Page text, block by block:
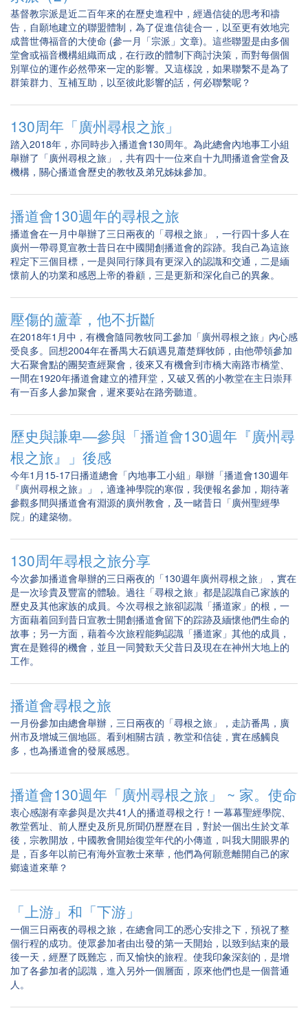
基督教宗派是近二百年來的在歷史進程中，經過信徒的思考和禱
告，自願地建立的聯盟體制，為了促進信徒合一，以至更有效地完
成普世傳福音的大使命 (參一月「宗派」文章)。這些聯盟是由多個
堂會或福音機構組織而成，在行政的體制下商討決策，而對每個個
別單位的運作必然帶來一定的影響。又這樣說，如果聯繫不是為了
群策群力、互補互助，以至彼此影響的話，何必聯繫呢？
130周年「廣州尋根之旅」
踏入2018年，亦同時步入播道會130周年。為此總會內地事工小組
舉辦了「廣州尋根之旅」，共有四十一位來自十九間播道會堂會及
機構，關心播道會歷史的教牧及弟兄姊妹參加。
播道會130週年的尋根之旅
播道會在一月中舉辦了三日兩夜的「尋根之旅」，一行四十多人在
廣州一帶尋覓宣教士昔日在中國開創播道會的踪跡。我自己為這旅
程定下三個目標，一是與同行隊員有更深入的認識和交通，二是緬
懷前人的功業和感恩上帝的眷顧，三是更新和深化自己的異象。
壓傷的蘆葦，他不折斷
在2018年1月中，有機會隨同教牧同工參加「廣州尋根之旅」內心感
受良多。回想2004年在番禺大石鎮遇見蕭楚輝牧師，由他帶領參加
大石聚會點的團契查經聚會，後來又有機會到市橋大南路市橋堂、
一間在1920年播道會建立的禮拜堂，又破又舊的小教堂在主日崇拜
有一百多人參加聚會，遲來要站在路旁聽道。
歷史與謙卑—參與「播道會130週年『廣州尋
根之旅』」後感
今年1月15-17日播道總會「內地事工小組」舉辦「播道會130週年
『廣州尋根之旅』」，適逢神學院的寒假，我便報名參加，期待著
參觀多間與播道會有淵源的廣州教會，及一睹昔日「廣州聖經學
院」的建築物。
130周年尋根之旅分享
今次參加播道會舉辦的三日兩夜的「130週年廣州尋根之旅」，實在
是一次珍貴及豐富的體驗。過往「尋根之旅」都是認識自己家族的
歷史及其他家族的成員。今次尋根之旅卻認識「播道家」的根，一
方面藉着回到昔日宣教士開創播道會留下的踪跡及緬懷他們生命的
故事；另一方面，藉着今次旅程能夠認識「播道家」其他的成員，
實在是難得的機會，並且一同贊歎天父昔日及現在在神州大地上的
工作。
播道會尋根之旅
一月份參加由總會舉辦，三日兩夜的「尋根之旅」，走訪番禺，廣
州市及增城三個地區。看到相關古蹟，教堂和信徒，實在感觸良
多，也為播道會的發展感恩。
播道會130週年「廣州尋根之旅」 ~ 家。使命
衷心感謝有幸參與是次共41人的播道尋根之行！一幕幕聖經學院、
教堂舊址、前人歷史及所見所聞仍歷歷在目，對於一個出生於文革
後，宗教開放，中國教會開始復堂年代的小傳道，叫我大開眼界的
是，百多年以前已有海外宣教士來華，他們為何願意離開自己的家
鄉遠道來華？
「上游」和「下游」
一個三日兩夜的尋根之旅，在總會同工的悉心安排之下，預祝了整
個行程的成功。使眾參加者由出發的第一天開始，以致到結束的最
後一天，經歷了既難忘，而又愉快的旅程。使我印象深刻的，是增
加了各參加者的認識，進入另外一個層面，原來他們也是一個普通
人。